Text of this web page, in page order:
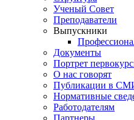
Ученый Совет
Преподаватели
Выпускники
Документы
Портрет
О нас говорят
Публикации в
Нормативные
Работодателям